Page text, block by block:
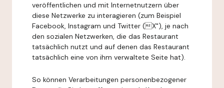
veröffentlichen und mit Internetnutzern über
diese Netzwerke zu interagieren (zum Beispiel
Facebook, Instagram und Twitter (X"), je nach
den sozialen Netzwerken, die das Restaurant
tatsächlich nutzt und auf denen das Restaurant
tatsächlich eine von ihm verwaltete Seite hat).
So können Verarbeitungen personenbezogener